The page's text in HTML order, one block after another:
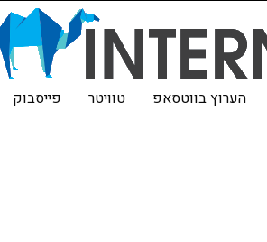
הערוץ בווטסאפ טוויטר פייסבוק